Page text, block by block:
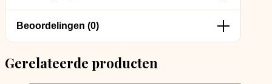
Beoordelingen (0)
Gerelateerde producten